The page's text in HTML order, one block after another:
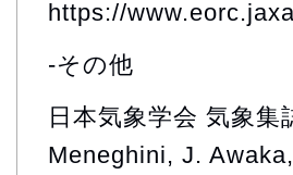
https://
-その他
日本気象学会 気象
Meneghini, J.